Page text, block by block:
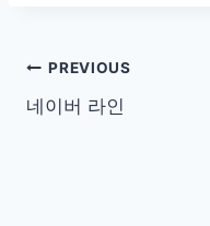
글
탐
PREVIOUS
네이버 라인